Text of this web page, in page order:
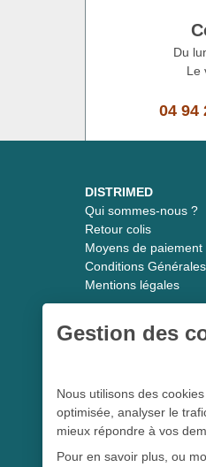
Du
Le
04 94
DISTRIMED
Qui sommes-nous ?
Retour colis
Moyens de paiement
Conditions
Mentions légales
Distrimed.com
Le spécialiste du
Gestion des
Nous utilisons des
optimisée, analyser le
mieux répondre à vos
Pour en savoir plus, ou